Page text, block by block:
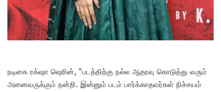
நடிகை ரக்‌ஷா ஷெரின், “படத்திற்கு நல்ல ஆதரவு கொடுத்து வரும்
அனைவருக்கும் நன்றி. இன்னும் படம் பார்க்காதவர்கள் நிச்சயம்